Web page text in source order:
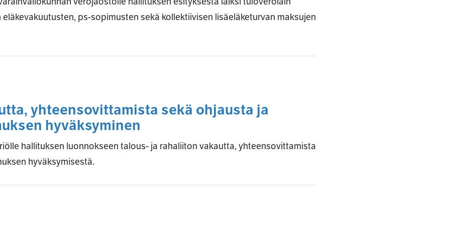
ps-sopimusten sekä kollektiivisen lisäeläketurvan maksujen
yhteensovittamista sekä ohjausta ja
hyväksyminen
hallituksen luonnokseen talous- ja rahaliiton vakautta, yhteensovittamista
hyväksymisestä.